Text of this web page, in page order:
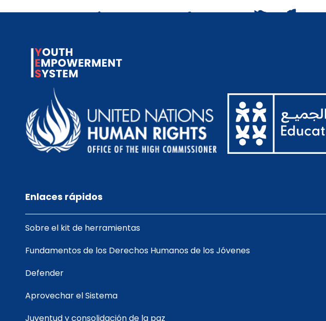
Enlaces rápidos
Sobre el kit de herramientas
Fundamentos de los Derechos Humanos de los Jóvenes
Defender
Aprovechar el Sistema
Juventud y consolidación de la paz